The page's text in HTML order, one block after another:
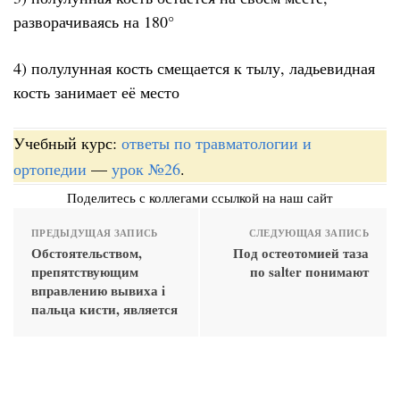
разворачиваясь на 180°
4) полулунная кость смещается к тылу, ладьевидная
кость занимает её место
Учебный курс: ответы по травматологии и
ортопедии — урок №26.
Поделитесь с коллегами ссылкой на наш сайт
ПРЕДЫДУЩАЯ ЗАПИСЬ
Обстоятельством,
препятствующим
вправлению вывиха i
пальца кисти, является
СЛЕДУЮЩАЯ ЗАПИСЬ
Под остеотомией таза
по salter понимают